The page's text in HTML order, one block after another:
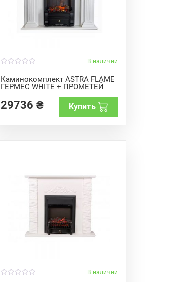
В наличии
Каминокомплект ASTRA FLAME
ГЕРМЕС WHITE + ПРОМЕТЕЙ
o
u
t
f
5
29736 ₴ Купить
В наличии